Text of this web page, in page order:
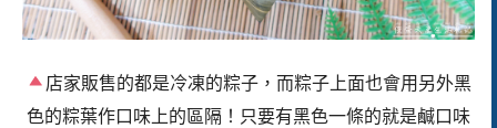
店家販售的都是冷凍的粽子，而粽子上面也會用另外黑
色的粽葉作口味上的區隔！只要有黑色一條的就是鹹口味